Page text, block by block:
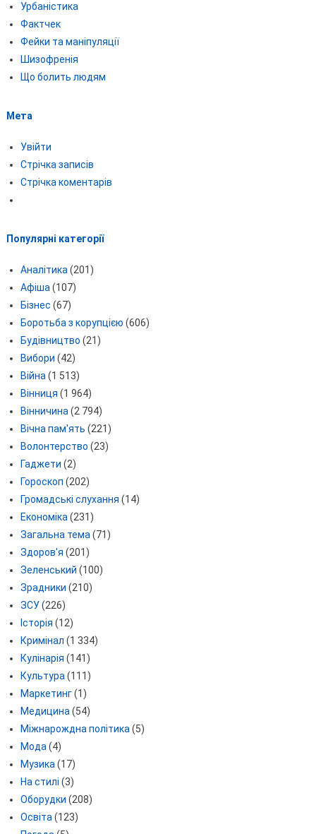
Урбаністика
Фактчек
Фейки та маніпуляції
Шизофренія
Що болить людям
Мета
Увійти
Стрічка записів
Стрічка коментарів
Популярні категорії
Аналітика (201)
Афіша (107)
Бізнес (67)
Боротьба з корупцією (606)
Будівництво (21)
Вибори (42)
Війна (1 513)
Вінниця (1 964)
Вінничина (2 794)
Вічна пам'ять (221)
Волонтерство (23)
Гаджети (2)
Гороскоп (202)
Громадські слухання (14)
Економіка (231)
Загальна тема (71)
Здоров'я (201)
Зеленський (100)
Зрадники (210)
ЗСУ(226)
Історія (12)
Кримінал (1 334)
Кулінарія (141)
Культура (111)
Маркетинг(1)
Медицина (54)
Міжнарождна політика (5)
Мода (4)
Музика (17)
На стилі (3)
Оборудки (208)
Освіта (123)